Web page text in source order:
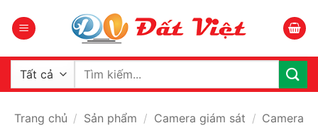
qua
dung
Tìm
Trang chủ / Sản phẩm / Camera giám sát / Camera